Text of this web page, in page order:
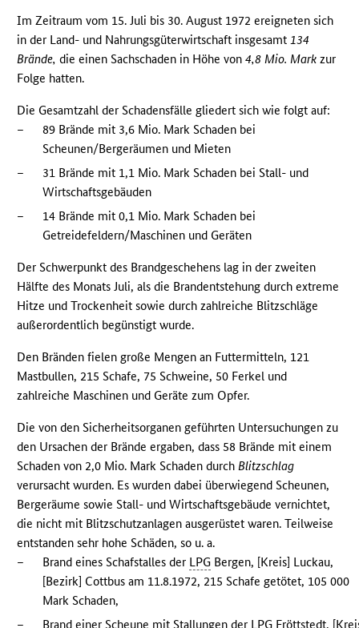
Im Zeitraum vom 15. Juli bis 30. August 1972 ereigneten sich
in der Land- und Nahrungsgüterwirtschaft insgesamt134
Brände, die einen Sachschaden in Höhe von4,8 Mio. Mark zur
Folge hatten.
Die Gesamtzahl der Schadensfälle gliedert sich wie folgt auf:
–
89 Brände mit 3,6 Mio. Mark Schaden bei
Scheunen/Bergeräumen und Mieten
–
31 Brände mit 1,1 Mio. Mark Schaden bei Stall- und
Wirtschaftsgebäuden
–
14 Brände mit 0,1 Mio. Mark Schaden bei
Getreidefeldern/Maschinen und Geräten
Der Schwerpunkt des Brandgeschehens lag in der zweiten
Hälfte des Monats Juli, als die Brandentstehung durch extreme
Hitze und Trockenheit sowie durch zahlreiche Blitzschläge
außerordentlich begünstigt wurde.
Den Bränden fielen große Mengen an Futtermitteln, 121
Mastbullen, 215 Schafe, 75 Schweine, 50 Ferkel und
zahlreiche Maschinen und Geräte zum Opfer.
Die von den Sicherheitsorganen geführten Untersuchungen zu
den Ursachen der Brände ergaben, dass 58 Brände mit einem
Schaden von 2,0 Mio. Mark Schaden durchBlitzschlag
verursacht wurden. Es wurden dabei überwiegend Scheunen,
Bergeräume sowie Stall- und Wirtschaftsgebäude vernichtet,
die nicht mit Blitzschutzanlagen ausgerüstet waren. Teilweise
entstanden sehr hohe Schäden, so u. a.
–
Brand eines Schafstalles der LPG Bergen, [Kreis] Luckau,
[Bezirk] Cottbus am 11.8.1972, 215 Schafe getötet, 105 000
Mark Schaden,
–
Brand einer Scheune mit Stallungen der LPG Fröttstedt,